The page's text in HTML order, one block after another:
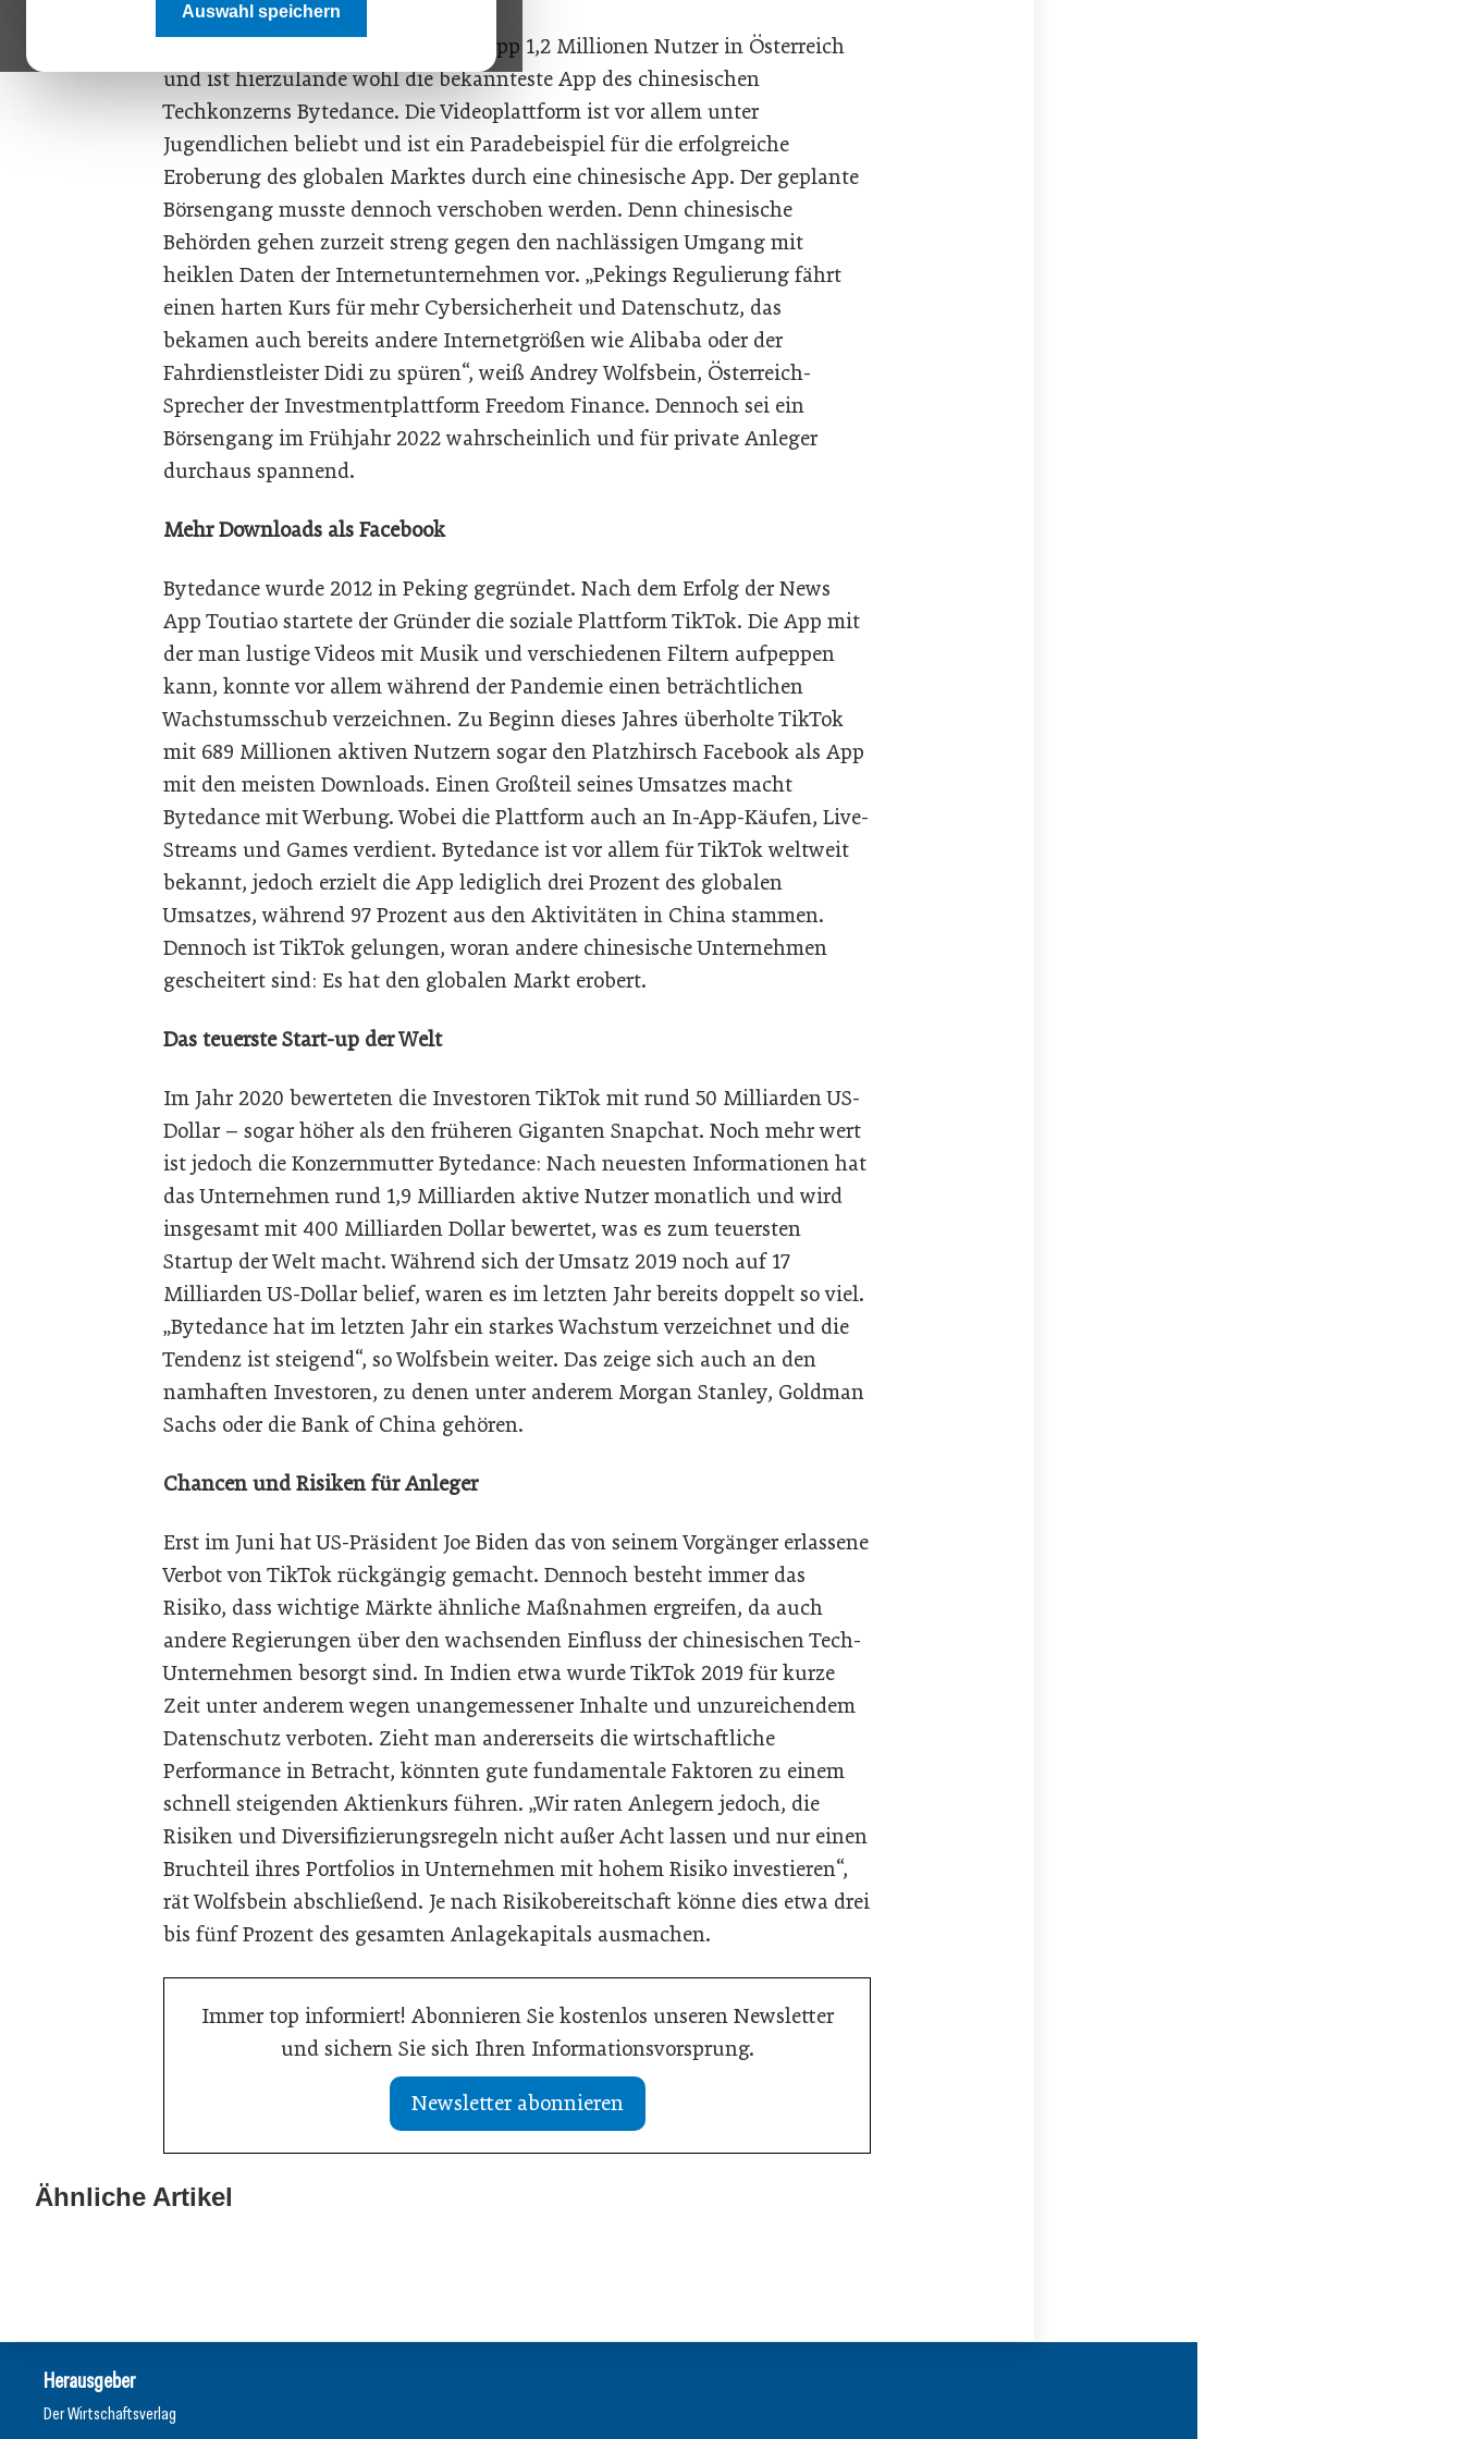
Auswahl speichern
TikTok verzeichnete dieses Jahr knapp 1,2 Millionen Nutzer in Österreich
und ist hierzulande wohl die bekannteste App des chinesischen
Techkonzerns Bytedance. Die Videoplattform ist vor allem unter
Jugendlichen beliebt und ist ein Paradebeispiel für die erfolgreiche
Eroberung des globalen Marktes durch eine chinesische App. Der geplante
Börsengang musste dennoch verschoben werden. Denn chinesische
Behörden gehen zurzeit streng gegen den nachlässigen Umgang mit
heiklen Daten der Internetunternehmen vor. „Pekings Regulierung fährt
einen harten Kurs für mehr Cybersicherheit und Datenschutz, das
bekamen auch bereits andere Internetgrößen wie Alibaba oder der
Fahrdienstleister Didi zu spüren“, weiß Andrey Wolfsbein, Österreich-
Sprecher der Investmentplattform Freedom Finance. Dennoch sei ein
Börsengang im Frühjahr 2022 wahrscheinlich und für private Anleger
durchaus spannend.
Mehr Downloads als Facebook
Bytedance wurde 2012 in Peking gegründet. Nach dem Erfolg der News
App Toutiao startete der Gründer die soziale Plattform TikTok. Die App mit
der man lustige Videos mit Musik und verschiedenen Filtern aufpeppen
kann, konnte vor allem während der Pandemie einen beträchtlichen
Wachstumsschub verzeichnen. Zu Beginn dieses Jahres überholte TikTok
mit 689 Millionen aktiven Nutzern sogar den Platzhirsch Facebook als App
mit den meisten Downloads. Einen Großteil seines Umsatzes macht
Bytedance mit Werbung. Wobei die Plattform auch an In-App-Käufen, Live-
Streams und Games verdient. Bytedance ist vor allem für TikTok weltweit
bekannt, jedoch erzielt die App lediglich drei Prozent des globalen
Umsatzes, während 97 Prozent aus den Aktivitäten in China stammen.
Dennoch ist TikTok gelungen, woran andere chinesische Unternehmen
gescheitert sind: Es hat den globalen Markt erobert.
Das teuerste Start-up der Welt
Im Jahr 2020 bewerteten die Investoren TikTok mit rund 50 Milliarden US-
Dollar – sogar höher als den früheren Giganten Snapchat. Noch mehr wert
ist jedoch die Konzernmutter Bytedance: Nach neuesten Informationen hat
das Unternehmen rund 1,9 Milliarden aktive Nutzer monatlich und wird
insgesamt mit 400 Milliarden Dollar bewertet, was es zum teuersten
Startup der Welt macht. Während sich der Umsatz 2019 noch auf 17
Milliarden US-Dollar belief, waren es im letzten Jahr bereits doppelt so viel.
„Bytedance hat im letzten Jahr ein starkes Wachstum verzeichnet und die
Tendenz ist steigend“, so Wolfsbein weiter. Das zeige sich auch an den
namhaften Investoren, zu denen unter anderem Morgan Stanley, Goldman
Sachs oder die Bank of China gehören.
Chancen und Risiken für Anleger
Erst im Juni hat US-Präsident Joe Biden das von seinem Vorgänger erlassene
Verbot von TikTok rückgängig gemacht. Dennoch besteht immer das
Risiko, dass wichtige Märkte ähnliche Maßnahmen ergreifen, da auch
andere Regierungen über den wachsenden Einfluss der chinesischen Tech-
Unternehmen besorgt sind. In Indien etwa wurde TikTok 2019 für kurze
Zeit unter anderem wegen unangemessener Inhalte und unzureichendem
Datenschutz verboten. Zieht man andererseits die wirtschaftliche
Performance in Betracht, könnten gute fundamentale Faktoren zu einem
schnell steigenden Aktienkurs führen. „Wir raten Anlegern jedoch, die
Risiken und Diversifizierungsregeln nicht außer Acht lassen und nur einen
Bruchteil ihres Portfolios in Unternehmen mit hohem Risiko investieren“,
rät Wolfsbein abschließend. Je nach Risikobereitschaft könne dies etwa drei
bis fünf Prozent des gesamten Anlagekapitals ausmachen.
Immer top informiert! Abonnieren Sie kostenlos unseren Newsletter
und sichern Sie sich Ihren Informationsvorsprung.
Newsletter abonnieren
Ähnliche Artikel
Selbstmanagement:
19. Juli 2026 13. Juli 2026
Herausgeber
Der Wirtschaftsverlag